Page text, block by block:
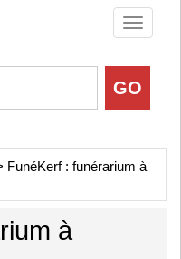
Toggle
FunéKerf : funérarium à
à